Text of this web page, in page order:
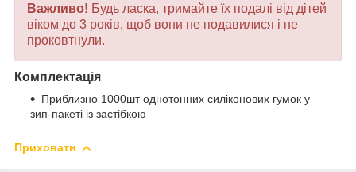
Важливо! Будь ласка, тримайте їх подалі від дітей
віком до 3 років, щоб вони не подавилися і не
проковтнули.
Комплектація
Приблизно 1000шт однотонних силіконових гумок у
зип-пакеті із застібкою
Приховати